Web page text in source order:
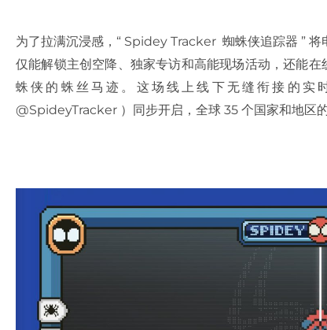
为了拉满沉浸感，“ Spidey Tracker 蜘蛛侠追踪器 ”
仅能解锁主创空降、独家专访和高能现场活动，还能
蛛侠的蛛丝马迹。这场线上线下无缝衔接的实
@SpideyTracker ）同步开启，全球 35 个国家和地区